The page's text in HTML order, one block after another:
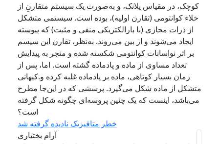
کوچک، در مقیاس پلانک، و به‌صورت یک سیستم متقارنِ از
خلاء کوانتومی (تقارن اولیه)، بوده است. سیستمی متشکل
از ذرات مجازی (با بارالکتریکی منفی و مثبت) که پیوسته
ایجاد می‌شوند و از بین می‌روند. به‌نظر، تقارن این سیسم
بر اثر نواسانات کوانتومی شکسته شده و منجر به پیدایش
تعداد مساوی از ماده و پادماده گشته است. اما، پس از
زمان بسیار کوتاهی، ماده بر پادماده غلبه کرده و.کیهانی
متشکل از ماده شکل می‌گیرد. پرسشی که در این‌جا مطرح
می‌باشد، اینست ‌که یک چنین پروسه‌ای چگونه شکل گرفته
است؟
خطر متافیزیک نادیده گرفته شد
آرام بختیاری